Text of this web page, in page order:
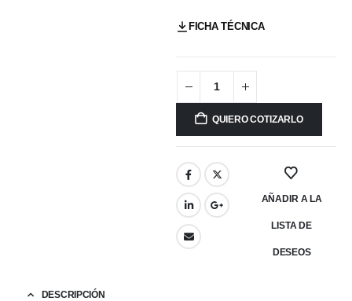
FICHA TÉCNICA
QUIERO COTIZARLO
AÑADIR A LA
LISTA DE
DESEOS
DESCRIPCIÓN